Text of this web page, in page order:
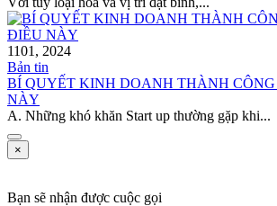
1101, 2024
Bản tin
BÍ QUYẾT KINH DOANH THÀNH
NÀY
A. Những khó khăn Start up thường gặp khi...
×
Bạn sẽ nhận được cuộc gọi